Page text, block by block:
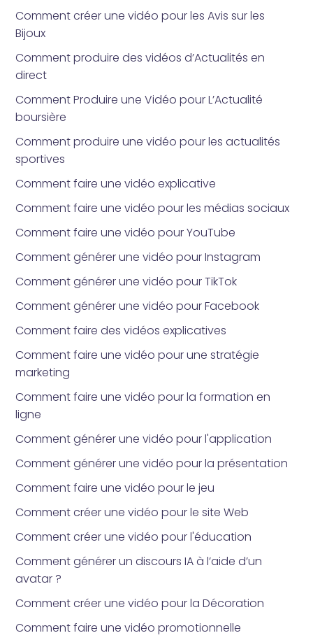
Comment créer une vidéo pour les Avis sur les
Bijoux
Comment produire des vidéos d’Actualités en
direct
Comment Produire une Vidéo pour L’Actualité
boursière
Comment produire une vidéo pour les actualités
sportives
Comment faire une vidéo explicative
Comment faire une vidéo pour les médias sociaux
Comment faire une vidéo pour YouTube
Comment générer une vidéo pour Instagram
Comment générer une vidéo pour TikTok
Comment générer une vidéo pour Facebook
Comment faire des vidéos explicatives
Comment faire une vidéo pour une stratégie
marketing
Comment faire une vidéo pour la formation en
ligne
Comment générer une vidéo pour l'application
Comment générer une vidéo pour la présentation
Comment faire une vidéo pour le jeu
Comment créer une vidéo pour le site Web
Comment créer une vidéo pour l'éducation
Comment générer un discours IA à l’aide d’un
avatar ?
Comment créer une vidéo pour la Décoration
Comment faire une vidéo promotionnelle